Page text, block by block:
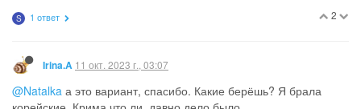
2
S 1 ответ
Irina.A 11 окт. 2023 г., 03:07
@Natalka а это вариант, спасибо. Какие берёшь? Я брала